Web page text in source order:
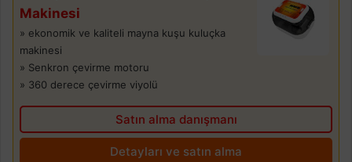
Makinesi
» ekonomik ve kaliteli mayna kuşu kuluçka
makinesi
» Senkron çevirme motoru
» 360 derece çevirme viyolü
Satın alma danışmanı
Detayları ve satın alma